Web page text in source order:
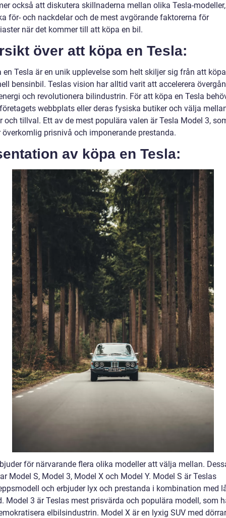
också att diskutera skillnaderna mellan olika Tesla-
för- och nackdelar och de mest avgörande faktorerna för
när det kommer till att köpa en bil.
över att köpa en Tesla:
en Tesla är en unik upplevelse som helt skiljer sig från att
bensinbil. Teslas vision har alltid varit att accelerera
och revolutionera bilindustrin. För att köpa en Tesla
webbplats eller deras fysiska butiker och välja
och tillval. Ett av de mest populära valen är Tesla Model 3,
överkomlig prisnivå och imponerande prestanda.
av köpa en Tesla:
för närvarande flera olika modeller att välja mellan.
Model S, Model 3, Model X och Model Y. Model S är Teslas
och erbjuder lyx och prestanda i kombination med
Model 3 är Teslas mest prisvärda och populära modell, som
elbilsindustrin. Model X är en lyxig SUV med